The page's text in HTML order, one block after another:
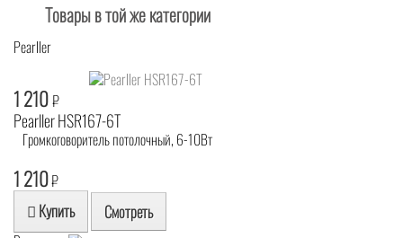
Товары в той же категории
Pearller
1 210₽
Pearller HSR167-6T
Громкоговоритель потолочный, 6-10Вт
1 210₽
Купить Смотреть